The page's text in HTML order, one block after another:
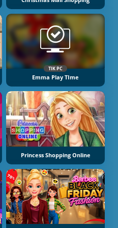
TIK PC
Emma Play TIme
Princess Shopping Online